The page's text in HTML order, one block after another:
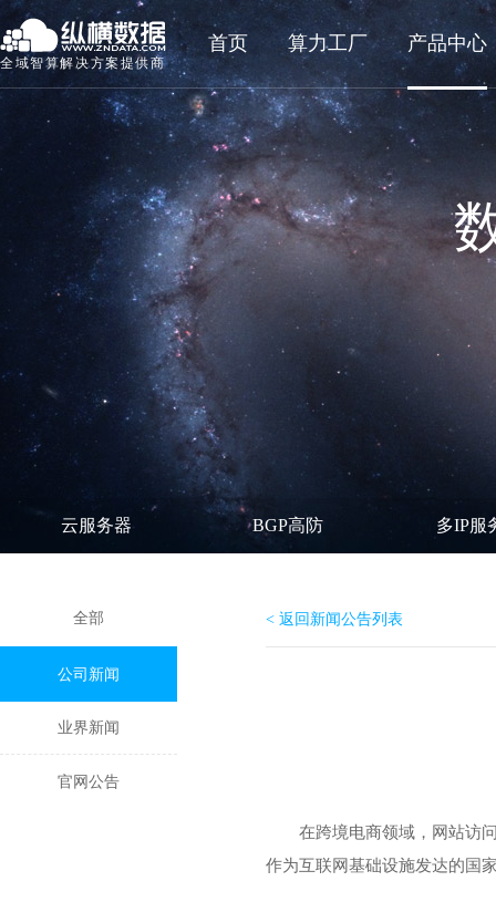
全域智算解决方案提供商
首页 算力工厂 产品中心
云服务器 BGP高防 多IP服
全部
公司新闻
业界新闻
官网公告
< 返回新闻公告列表
在跨境电商领域，网站访
作为互联网基础设施发达的国